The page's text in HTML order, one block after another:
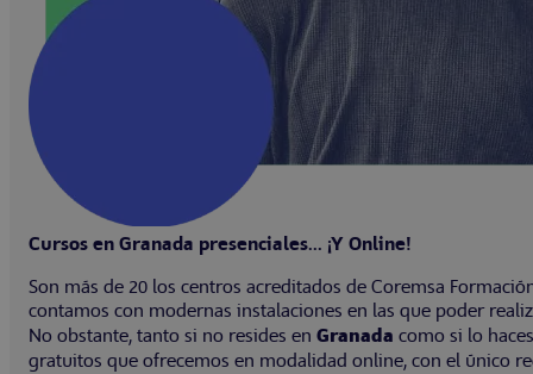
Cursos en Granada presenciales... ¡Y Online!
Son más de 20 los centros acreditados de Coremsa
contamos con modernas instalaciones en las que poder
No obstante, tanto si no resides en Granada como si lo
gratuitos que ofrecemos en modalidad online, con el único